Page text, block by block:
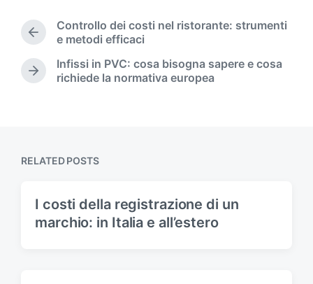
e
n
P
e
v
o
:
Controllo dei costi nel ristorante: strumenti
e metodi efficaci
N
s
Infissi in PVC: cosa bisogna sapere e cosa
richiede la normativa europea
RELATED POSTS
I costi della registrazione di un
marchio: in Italia e all’estero